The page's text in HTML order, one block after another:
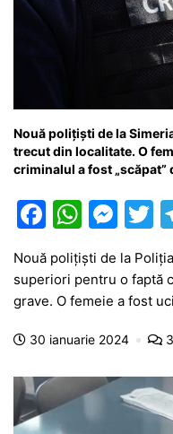
Nouă polițiști de la
trecut din localitate. O
criminalul a fost
F
c
e
b
o
k
W
h
at
s
A
p
M
s
s
e
g
er
T
w
Nouă polițiști de la
superiori pentru o faptă
grave. O femeie a fost
30 ianuarie 2024 3